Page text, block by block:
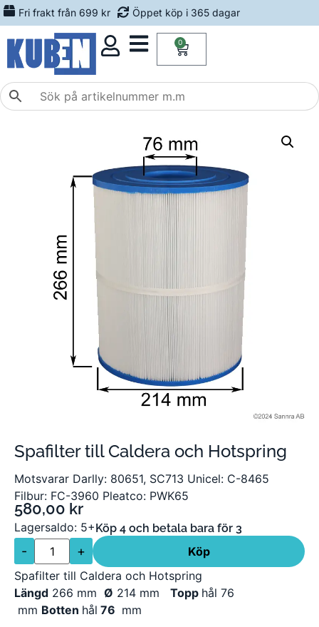
Fri frakt från 699 kr Öppet köp i 365 dagar
0
Spafilter till Caldera och Hotspring
Motsvarar Darlly: 80651, SC713 Unicel: C-8465
Filbur: FC-3960 Pleatco: PWK65
580,00 kr
Lagersaldo: 5+Köp 4 och betala bara för 3
- +
Köp
Spafilter till Caldera och Hotspring
Längd 266 mm Ø 214 mm Topp hål 76
mm Botten hål 76 mm